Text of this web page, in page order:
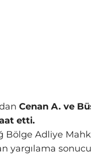
Cenan A. ve
etti.
Bölge Adliye
yargılama